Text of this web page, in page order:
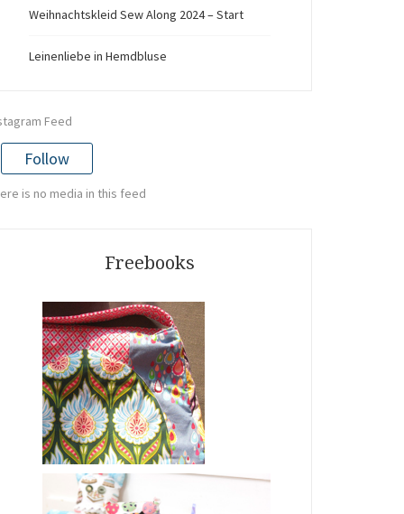
Weihnachtskleid Sew Along 2024 – Start
Leinenliebe in Hemdbluse
Feed
Follow
is no media in this feed
Freebooks